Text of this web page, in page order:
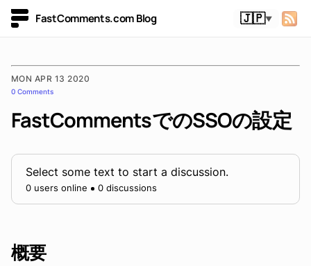
FastComments.com Blog 🇯🇵▼
MON APR 13 2020
0 Comments
FastCommentsでのSSOの設定
Select some text to start a discussion.
0 users online 0 discussions
概要